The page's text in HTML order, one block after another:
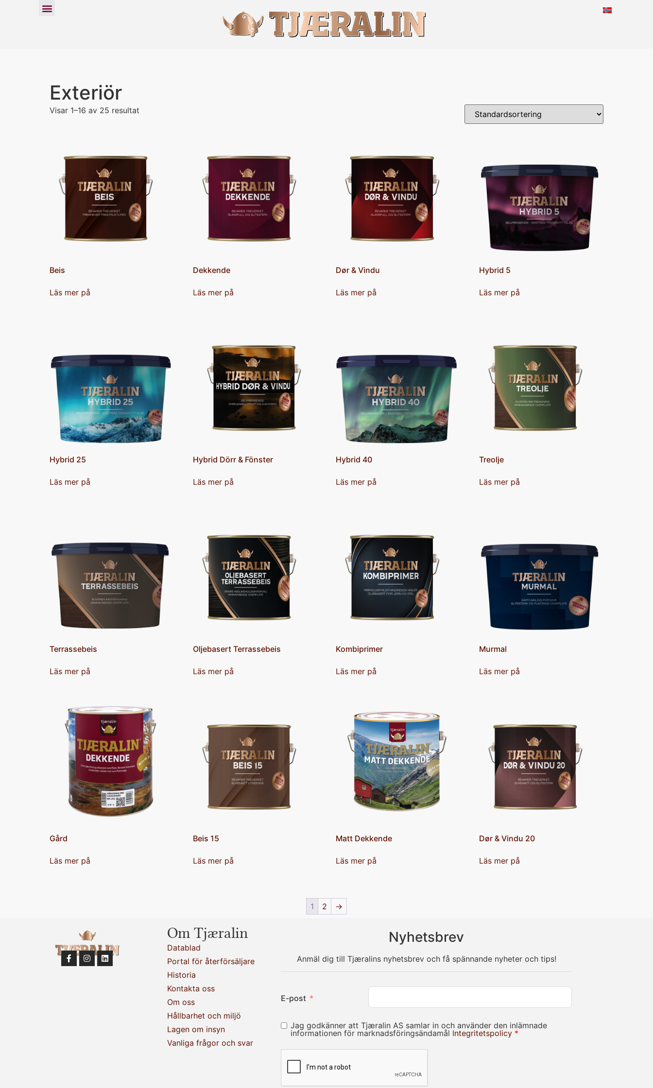
Exteriör
Visar 1–16 av 25 resultat
Beis
Läs mer på
Dekkende
Läs mer på
Dør & Vindu
Läs mer på
Hybrid 5
Läs mer på
Hybrid 25
Läs mer på
Hybrid Dörr & Fönster
Läs mer på
Hybrid 40
Läs mer på
Treolje
Läs mer på
Terrassebeis
Läs mer på
Oljebasert Terrassebeis
Läs mer på
Kombiprimer
Läs mer på
Murmal
Läs mer på
Gård
Läs mer på
Beis 15
Läs mer på
Matt Dekkende
Läs mer på
Dør & Vindu 20
Läs mer på
1 2 →
Om Tjæralin
Datablad
Portal för återförsäljare
Historia
Kontakta oss
Om oss
Hållbarhet och miljö
Lagen om insyn
Vanliga frågor och svar
Nyhetsbrev
Anmäl dig till Tjæralins nyhetsbrev och få spännande nyheter och tips!
E-post
Jag godkänner att Tjæralin AS samlar in och använder den inlämnade
informationen för marknadsföringsändamål Integritetspolicy *